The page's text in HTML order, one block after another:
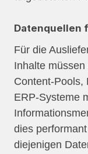
Datenquellen
Für die
Inhalte
Content-Pools,
ERP-Systeme
dies
diejenigen